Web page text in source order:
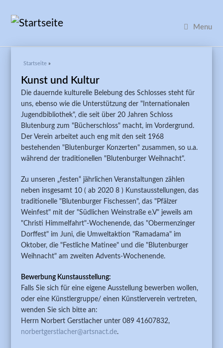
Menu
Sie sind hier
Startseite »
Kunst und Kultur
Die dauernde kulturelle Belebung des Schlosses steht für
uns, ebenso wie die Unterstützung der "Internationalen
Jugendbibliothek", die seit über 20 Jahren Schloss
Blutenburg zum "Bücherschloss" macht, im Vordergrund.
Der Verein arbeitet auch eng mit den seit 1968
bestehenden "Blutenburger Konzerten" zusammen, so u.a.
während der traditionellen "Blutenburger Weihnacht".
Zu unseren „festen“ jährlichen Veranstaltungen zählen
neben insgesamt 10 ( ab 2020 8 ) Kunstausstellungen, das
traditionelle "Blutenburger Fischessen", das "Pfälzer
Weinfest" mit der "Südlichen Weinstraße e.V" jeweils am
"Christi Himmelfahrt"-Wochenende, das "Obermenzinger
Dorffest" im Juni, die Umweltaktion "Ramadama" im
Oktober, die "Festliche Matinee" und die "Blutenburger
Weihnacht" am zweiten Advents-Wochenende.
Bewerbung Kunstausstellung:
Falls Sie sich für eine eigene Ausstellung bewerben wollen,
oder eine Künstlergruppe/ einen Künstlerverein vertreten,
wenden Sie sich bitte an:
Herrn Norbert Gerstlacher unter 089 41607832,
norbertgerstlacher@artsnact.de.